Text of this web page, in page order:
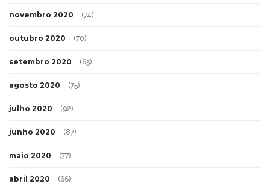
novembro 2020 (74)
outubro 2020 (70)
setembro 2020 (65)
agosto 2020 (75)
julho 2020 (92)
junho 2020 (87)
maio 2020 (77)
abril 2020 (66)